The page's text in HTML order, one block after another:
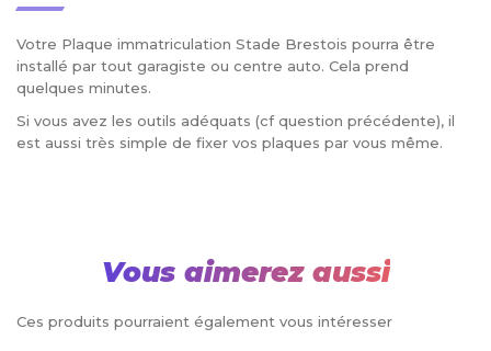
Votre Plaque immatriculation Stade Brestois pourra être
installé par tout garagiste ou centre auto. Cela prend
quelques minutes.
Si vous avez les outils adéquats (cf question précédente), il
est aussi très simple de fixer vos plaques par vous même.
Vous aimerez aussi
Ces produits pourraient également vous intéresser